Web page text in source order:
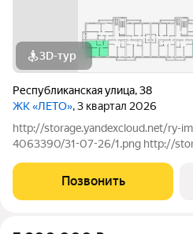
3D-тур
Республиканская улица,38
ЖК «ЛЕТО», 3 квартал 2026
http://storage.yandexcloud.net/ry-
4063390/31-07-26/1.png http://
Позвонить